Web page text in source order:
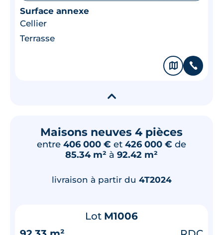
Surface annexe
Cellier
Terrasse
🗞 📞
▾
Maisons neuves 4 pièces
entre 406 000 € et 426 000 € de
85.34 m² à 92.42 m²
livraison à partir du 4T2024
Lot M1006